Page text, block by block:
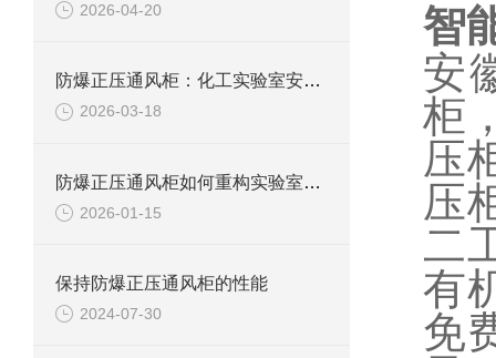
2026-04-20
防爆正压通风柜：化工实验室安全的“守护神”
2026-03-18
防爆正压通风柜如何重构实验室安全防线？
2026-01-15
保持防爆正压通风柜的性能
2024-07-30
智
安
柜
压
压
二
有
免